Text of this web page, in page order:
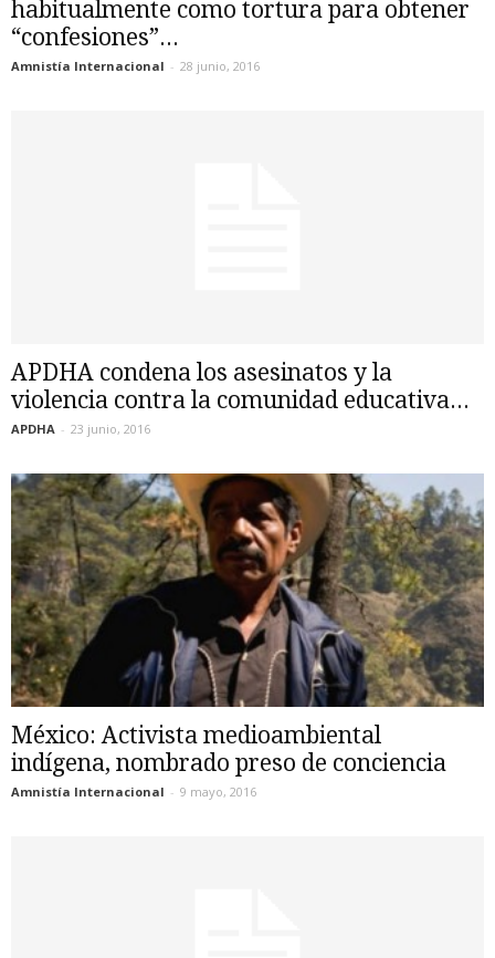
habitualmente como tortura para obtener
“confesiones”...
Amnistía Internacional - 28 junio, 2016
APDHA condena los asesinatos y la
violencia contra la comunidad educativa...
APDHA - 23 junio, 2016
México: Activista medioambiental
indígena, nombrado preso de conciencia
Amnistía Internacional - 9 mayo, 2016